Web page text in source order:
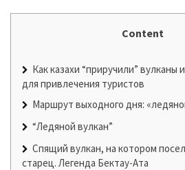
Content
Как казахи “приручили” вулканы
для привлечения туристов
Маршрут выходного дня:
“Ледяной вулкан”
Спящий вулкан, на котором
старец. Легенда Бектау-Ата